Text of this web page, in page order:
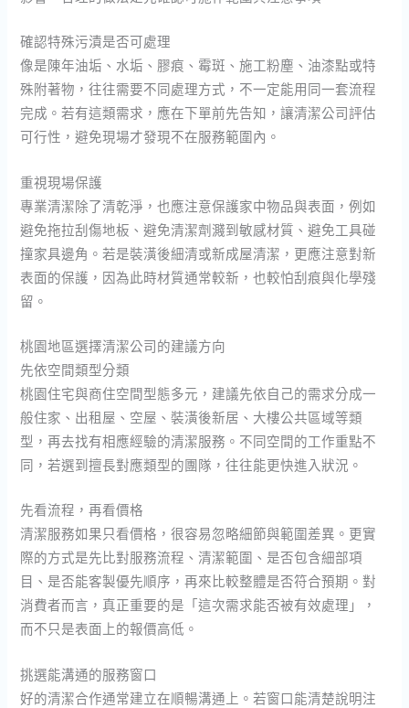
確認特殊污漬是否可處理
像是陳年油垢、水垢、膠痕、霉斑、施工粉塵、油漆點或特
殊附著物，往往需要不同處理方式，不一定能用同一套流程
完成。若有這類需求，應在下單前先告知，讓清潔公司評估
可行性，避免現場才發現不在服務範圍內。
重視現場保護
專業清潔除了清乾淨，也應注意保護家中物品與表面，例如
避免拖拉刮傷地板、避免清潔劑濺到敏感材質、避免工具碰
撞家具邊角。若是裝潢後細清或新成屋清潔，更應注意對新
表面的保護，因為此時材質通常較新，也較怕刮痕與化學殘
留。
桃園地區選擇清潔公司的建議方向
先依空間類型分類
桃園住宅與商住空間型態多元，建議先依自己的需求分成一
般住家、出租屋、空屋、裝潢後新居、大樓公共區域等類
型，再去找有相應經驗的清潔服務。不同空間的工作重點不
同，若選到擅長對應類型的團隊，往往能更快進入狀況。
先看流程，再看價格
清潔服務如果只看價格，很容易忽略細節與範圍差異。更實
際的方式是先比對服務流程、清潔範圍、是否包含細部項
目、是否能客製優先順序，再來比較整體是否符合預期。對
消費者而言，真正重要的是「這次需求能否被有效處理」，
而不只是表面上的報價高低。
挑選能溝通的服務窗口
好的清潔合作通常建立在順暢溝通上。若窗口能清楚說明注